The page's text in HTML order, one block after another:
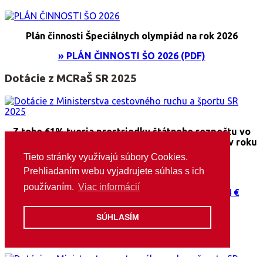
Tieto stránky využívajú súbory Cookies.
Prehliadaním webu vyjadrujete súhlas s ich
používaním. Viac informácií
SÚHLASÍM
Plán činnosti Špeciálnych olympiád na rok 2026
» PLÁN ČINNOSTI ŠO 2026 (PDF)
Dotácie z MCRaŠ SR 2025
Z toho 61% tvoria prostriedky štátneho rozpočtu vo
výške odvodu z prevádzkovania lotériových hier v roku
2024
Dotácia a jej vyúčtovanie za rok 2025: 460 344 €